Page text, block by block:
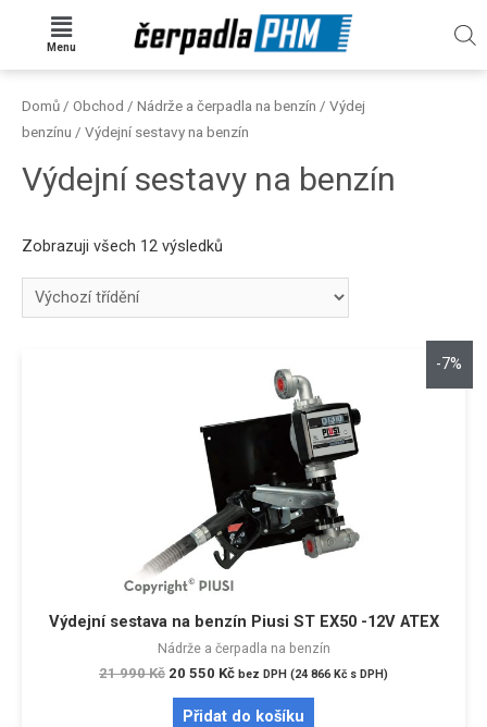
Menu
Domů / Obchod / Nádrže a čerpadla na benzín / Výdej
benzínu / Výdejní sestavy na benzín
Výdejní sestavy na benzín
Zobrazuji všech 12 výsledků
-7%
Výdejní sestava na benzín Piusi ST EX50 -12V ATEX
Nádrže a čerpadla na benzín
21 990Kč 20 550 Kč bez DPH (24 866 Kč s DPH)
Přidat do košíku